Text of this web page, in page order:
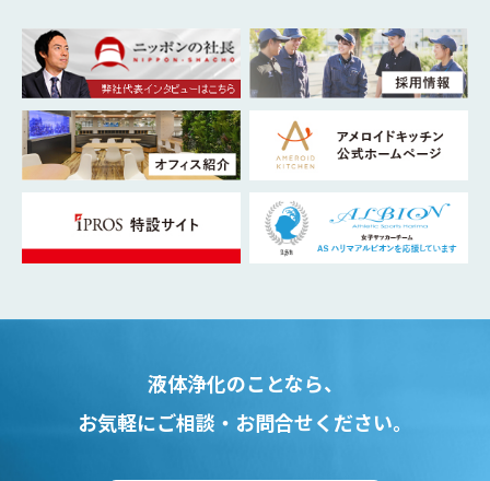
液体浄化のことなら、
お気軽にご相談・お問合せください。